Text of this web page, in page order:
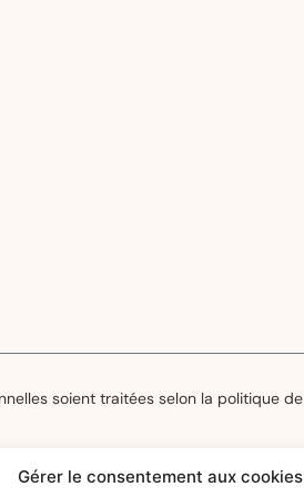
Gérer le consentement aux cookies